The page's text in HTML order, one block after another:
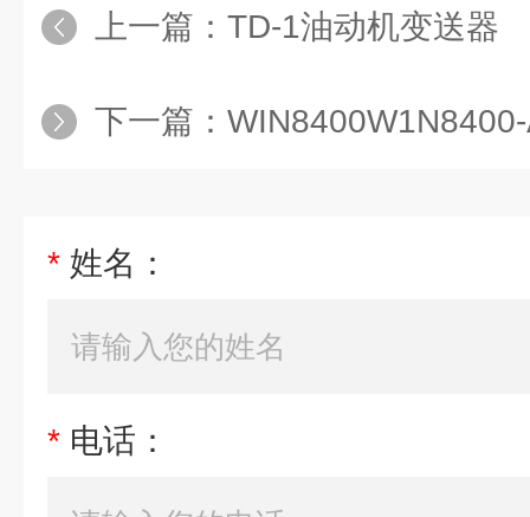
上一篇： TD-1油动机变送器
下一篇： WIN8400W1N8400-A01-
* 姓名：
* 电话：